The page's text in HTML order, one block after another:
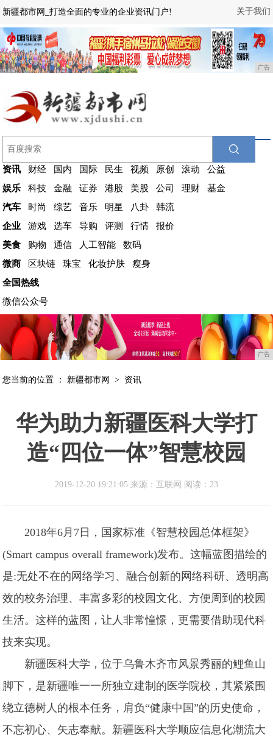
关于我们
新疆都市网_打造全面的专业的企业资讯门户!
广告
资讯 财经 国内 国际 民生 视频 原创 滚动
公益
娱乐
科技 金融 证券 港股 美股 公司 理财
基金
汽车
时尚 综艺 音乐 明星 八卦
韩流
企业
游戏 选车 导购 评测 行情
报价
美食
购物 通信 人工智能
数码
微商
区块链 珠宝 化妆护肤
瘦身
全国热线
微信公众号
广告
您当前的位置 ： 新疆都市网 > 资讯
华为助力新疆医科大学打
造“四位一体”智慧校园
2019-12-20 19:21:05 来源：互联网 阅读：23
2018年6月7日，国家标准《智慧校园总体框架》
(Smart campus overall framework)发布。这幅蓝图描绘的
是:无处不在的网络学习、融合创新的网络科研、透明高
效的校务治理、丰富多彩的校园文化、方便周到的校园
生活。这样的蓝图，让人非常憧憬，更需要借助现代科
技来实现。
新疆医科大学，位于乌鲁木齐市风景秀丽的鲤鱼山
脚下，是新疆唯一一所独立建制的医学院校，其紧紧围
绕立德树人的根本任务，肩负“健康中国”的历史使命，
不忘初心、矢志奉献。新疆医科大学顺应信息化潮流大